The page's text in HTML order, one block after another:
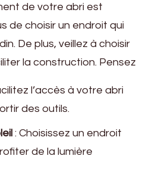
de votre abri est
de choisir un endroit qui
De plus, veillez à choisir
la construction. Pensez
l’accès à votre abri
des outils.
: Choisissez un endroit
de la lumière